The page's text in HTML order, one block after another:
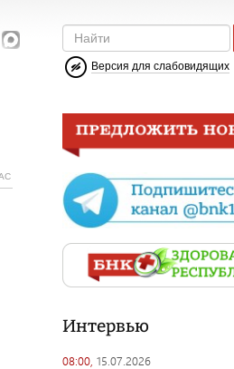
Версия для слабовидящих
Интервью
08:00, 15.07.2026